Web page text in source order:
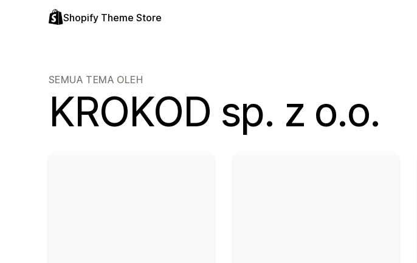
Shopify Theme Store
SEMUA TEMA OLEH
KROKOD sp. z o.o.